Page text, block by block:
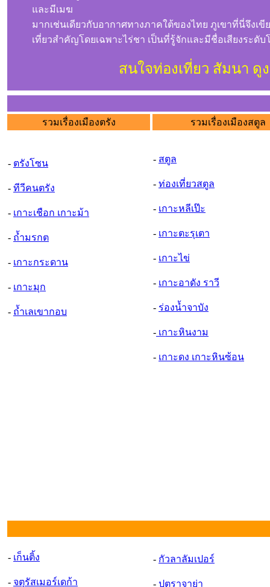
และมีเมฆ
มากเช่นเดียวกับอากาศทางภาคใต้ของไทย ภูเขาที่นี่จึงเ
เที่ยวสำคัญโดยเฉพาะไร่ชา เป็นที่รู้จักและมีชื่อเสียงระดับ
สนใจท่องเที่ยว สัมนา ดู
รวมเรื่องเมืองตรัง รวมเรื่องเมืองสตูล
- ตรังโซน
- ทีวีคนตรัง
- เกาะเชือก เกาะม้า
- ถ้ำมรกต
- เกาะกระดาน
- เกาะมุก
- ถ้ำเลเขากอบ
- สตูล
- ท่องเที่ยวสตูล
- เกาะหลีเป๊ะ
- เกาะตะรุเตา
- เกาะไข่
- เกาะอาดัง ราวี
- ร่องน้ำจาบัง
- เกาะหินงาม
- เกาะดง เกาะหินซ้อน
- เก็นติ้ง
- จตุรัสเมอร์เดก้า
- กัวลาลัมเปอร์
- ปุตราจาย่า